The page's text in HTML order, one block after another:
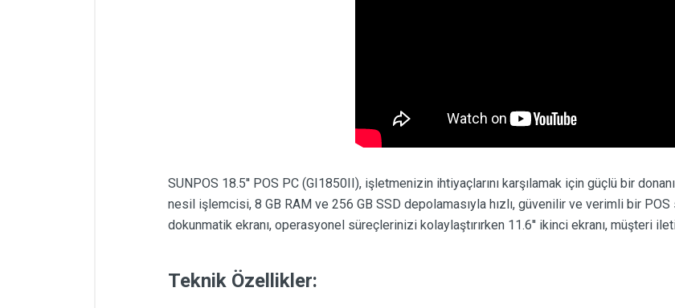
SUNPOS 18.5'' POS PC (GI1850II), işletmenizin ihtiyaçlarını karşılamak için güçlü bir
nesil işlemcisi, 8 GB RAM ve 256 GB SSD depolamasıyla hızlı, güvenilir ve verimli bir
dokunmatik ekranı, operasyonel süreçlerinizi kolaylaştırırken 11.6'' ikinci ekranı, müşteri
Teknik Özellikler: